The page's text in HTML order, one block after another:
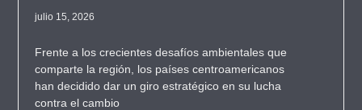
julio 15, 2026
Frente a los crecientes desafíos ambientales que
comparte la región, los países centroamericanos
han decidido dar un giro estratégico en su lucha
contra el cambio